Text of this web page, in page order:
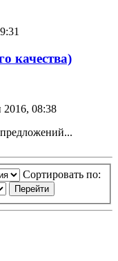
качества)
2016, 08:38
Сортировать по: